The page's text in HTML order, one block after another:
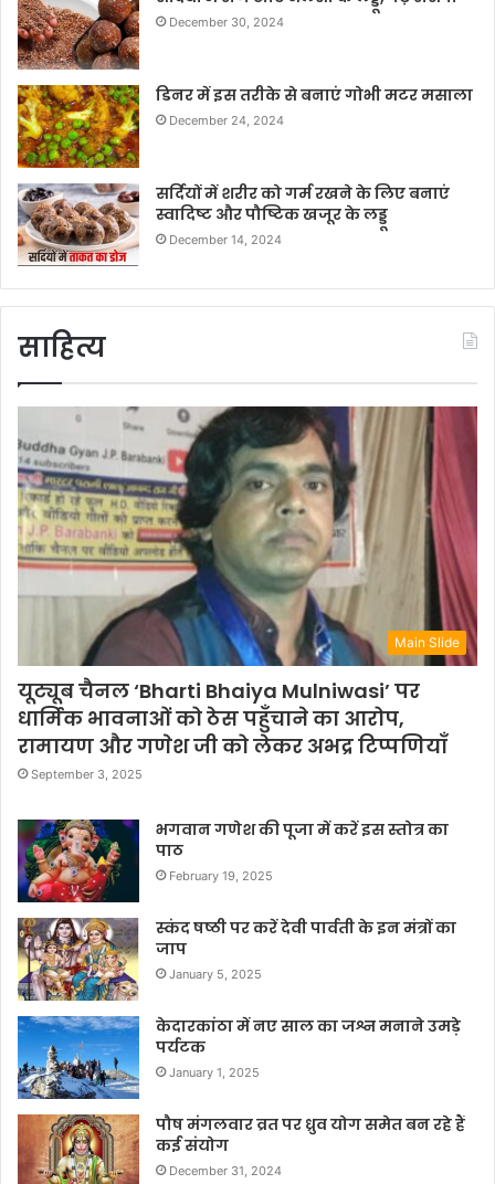
December 30, 2024
डिनर में इस तरीके से बनाएं गोभी मटर मसाला
December 24, 2024
सर्दियों में शरीर को गर्म रखने के लिए बनाएं
स्वादिष्ट और पौष्टिक खजूर के लड्डू
December 14, 2024
साहित्य
Main Slide
यूट्यूब चैनल ‘Bharti Bhaiya Mulniwasi’ पर
धार्मिक भावनाओं को ठेस पहुँचाने का आरोप,
रामायण और गणेश जी को लेकर अभद्र टिप्पणियाँ
September 3, 2025
भगवान गणेश की पूजा में करें इस स्तोत्र का
पाठ
February 19, 2025
स्कंद षष्ठी पर करें देवी पार्वती के इन मंत्रों का
जाप
January 5, 2025
केदारकांठा में नए साल का जश्न मनाने उमड़े
पर्यटक
January 1, 2025
पौष मंगलवार व्रत पर ध्रुव योग समेत बन रहे हैं
कई संयोग
December 31, 2024